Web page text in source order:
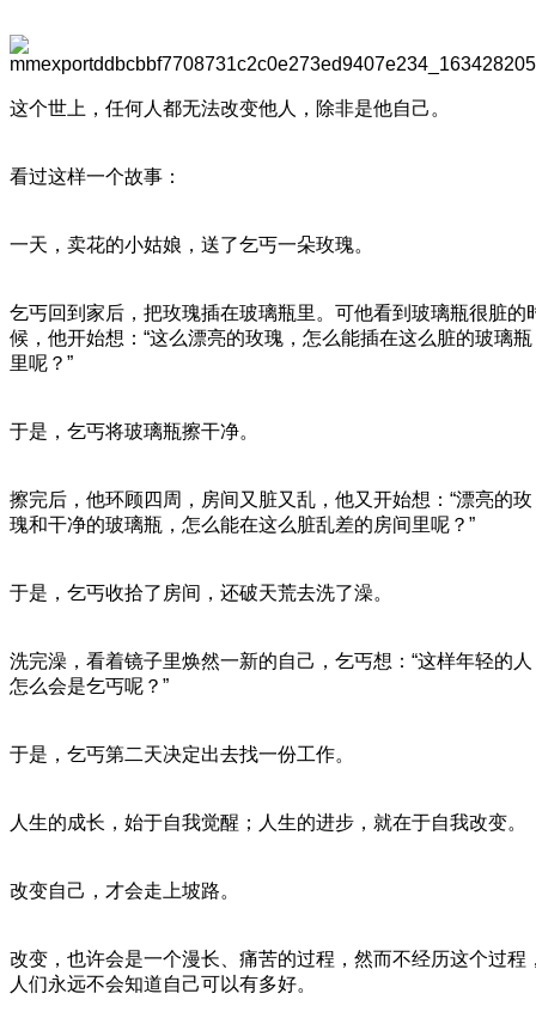
这个世上，任何人都无法改变他人，除非是他自己。
看过这样一个故事：
一天，卖花的小姑娘，送了乞丐一朵玫瑰。
乞丐回到家后，把玫瑰插在玻璃瓶里。可他看到玻璃瓶很脏的
候，他开始想：“这么漂亮的玫瑰，怎么能插在这么脏的玻璃瓶
里呢？”
于是，乞丐将玻璃瓶擦干净。
擦完后，他环顾四周，房间又脏又乱，他又开始想：“漂亮的玫
瑰和干净的玻璃瓶，怎么能在这么脏乱差的房间里呢？”
于是，乞丐收拾了房间，还破天荒去洗了澡。
洗完澡，看着镜子里焕然一新的自己，乞丐想：“这样年轻的人
怎么会是乞丐呢？”
于是，乞丐第二天决定出去找一份工作。
人生的成长，始于自我觉醒；人生的进步，就在于自我改变。
改变自己，才会走上坡路。
改变，也许会是一个漫长、痛苦的过程，然而不经历这个过程
人们永远不会知道自己可以有多好。